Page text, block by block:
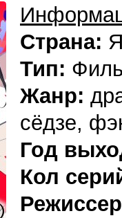
Страна:
Тип:
Жанр:
сёдзе,
Год
Кол